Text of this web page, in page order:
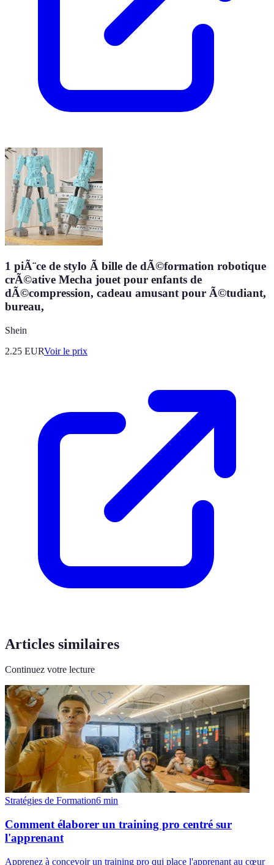
1 piÃ¨ce de stylo Ã bille de dÃ©formation robotique
crÃ©ative Mecha jouet pour enfants de
dÃ©compression, cadeau amusant pour Ã©tudiant,
bureau,
Shein
2.25 EURVoir le prix
Articles similaires
Continuez votre lecture
Stratégies de Formation6 min
Comment élaborer un training pro centré sur
l'apprenant
Apprenez à concevoir un training pro qui place l'apprenant au cœur